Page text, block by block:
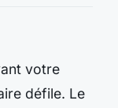
votre
défile. Le